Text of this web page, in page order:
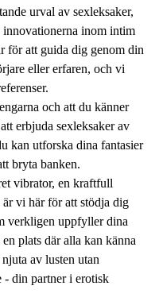
urval av sexleksaker,
innovationerna inom intim
för att guida dig genom din
eller erfaren, och vi
och att du känner
erbjuda sexleksaker av
kan utforska dina fantasier
bryta banken.
vibrator, en kraftfull
vi här för att stödja dig
verkligen uppfyller dina
plats där alla kan känna
av lusten utan
din partner i erotisk